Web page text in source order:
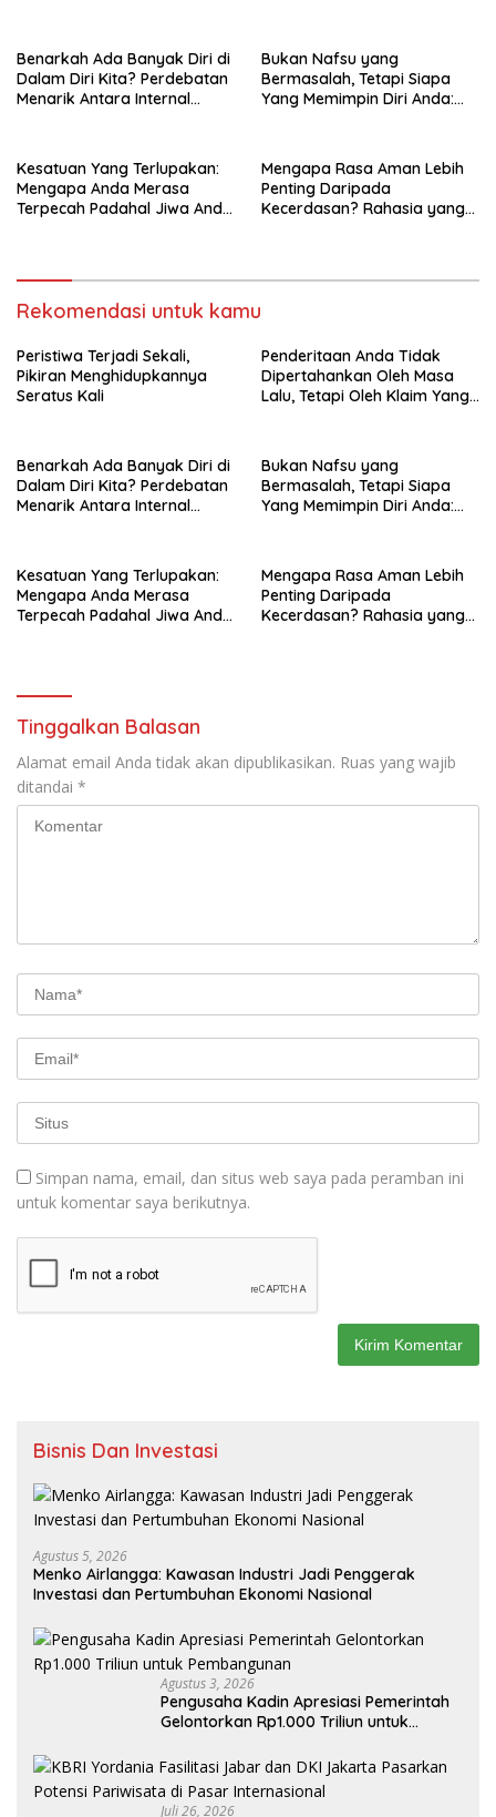
Benarkah Ada Banyak Diri di
Dalam Diri Kita? Perdebatan
Menarik Antara Internal
Bukan Nafsu yang
Bermasalah, Tetapi Siapa
Yang Memimpin Diri Anda:
Muthma’innah
Kesatuan Yang Terlupakan:
Mengapa Anda Merasa
Terpecah Padahal Jiwa Anda
Mengapa Rasa Aman Lebih
Penting Daripada
Kecerdasan? Rahasia yang
Rekomendasi untuk kamu
Peristiwa Terjadi Sekali,
Pikiran Menghidupkannya
Seratus Kali
Penderitaan Anda Tidak
Dipertahankan Oleh Masa
Lalu, Tetapi Oleh Klaim Yang
Benarkah Ada Banyak Diri di
Dalam Diri Kita? Perdebatan
Menarik Antara Internal
Bukan Nafsu yang
Bermasalah, Tetapi Siapa
Yang Memimpin Diri Anda:
Muthma’innah
Kesatuan Yang Terlupakan:
Mengapa Anda Merasa
Terpecah Padahal Jiwa Anda
Mengapa Rasa Aman Lebih
Penting Daripada
Kecerdasan? Rahasia yang
Tinggalkan Balasan
Alamat email Anda tidak akan dipublikasikan. Ruas yang wajib
ditandai *
Simpan nama, email, dan situs web saya pada peramban ini
untuk komentar saya berikutnya.
Bisnis Dan Investasi
Agustus 5, 2026
Menko Airlangga: Kawasan Industri Jadi Penggerak
Investasi dan Pertumbuhan Ekonomi Nasional
Agustus 3, 2026
Pengusaha Kadin Apresiasi Pemerintah
Gelontorkan Rp1.000 Triliun untuk
Juli 26, 2026